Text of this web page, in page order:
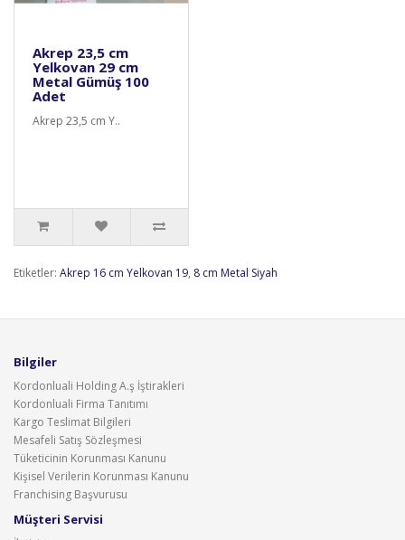
Akrep 23,5 cm
Yelkovan 29 cm
Metal Gümüş 100
Adet
Akrep 23,5 cm Y..
Etiketler: Akrep 16 cm Yelkovan 19, 8 cm Metal Siyah
Bilgiler
Kordonluali Holding A.ş İştirakleri
Kordonluali Firma Tanıtımı
Kargo Teslimat Bilgileri
Mesafeli Satış Sözleşmesi
Tüketicinin Korunması Kanunu
Kişisel Verilerin Korunması Kanunu
Franchising Başvurusu
Müşteri Servisi